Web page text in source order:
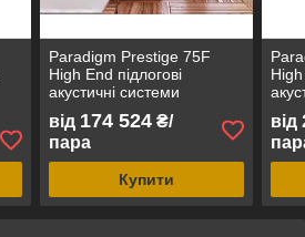
Paradigm Prestige 75F
High End підлогові
акустичні системи
від 174 524₴/
пара
Купити
High
від